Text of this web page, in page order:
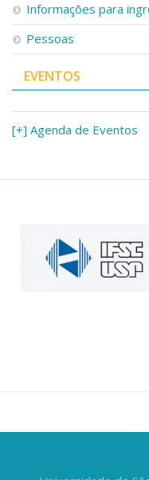
Informações para
Pessoas
EVENTOS
[+] Agenda de Eventos